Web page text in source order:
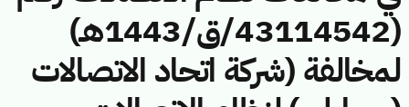
(43114542/ق/1443هـ)
لمخالفة (شركة اتحاد الاتصالات